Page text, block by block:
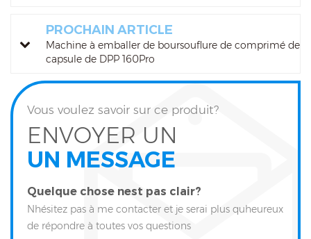
PROCHAIN ARTICLE
Machine à emballer de boursouflure de comprimé de
capsule de DPP 160Pro
Vous voulez savoir sur ce produit?
ENVOYER UN
UN MESSAGE
Quelque chose nest pas clair?
Nhésitez pas à me contacter et je serai plus quheureux
de répondre à toutes vos questions